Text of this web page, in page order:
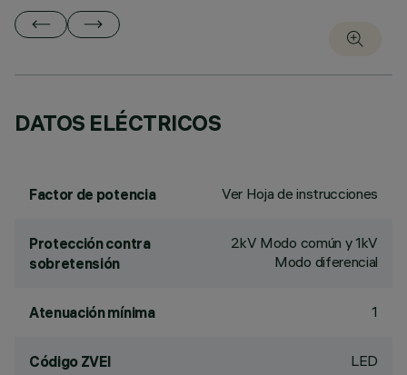
DATOS ELÉCTRICOS
Factor de potencia Ver Hoja de instrucciones
Protección contra
sobretensión
2kV Modo común y 1kV
Modo diferencial
Atenuación mínima 1
Código ZVEI LED